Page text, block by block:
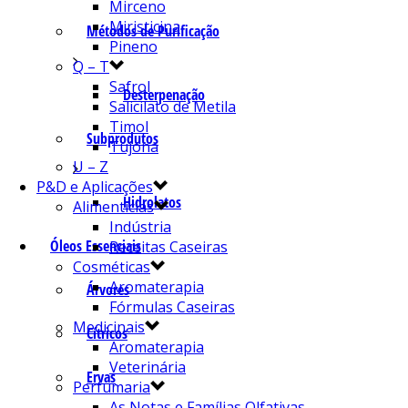
Métodos de Purificação
Desterpenação
Subprodutos
Hidrolatos
Óleos Essenciais
Árvores
Cítricos
Ervas
Mirceno
Miristicina
Pineno
Q – T
Safrol
Salicilato de Metila
Timol
Tujona
U – Z
P&D e Aplicações
Alimentícias
Indústria
Receitas Caseiras
Cosméticas
Aromaterapia
Fórmulas Caseiras
Medicinais
Aromaterapia
Veterinária
Perfumaria